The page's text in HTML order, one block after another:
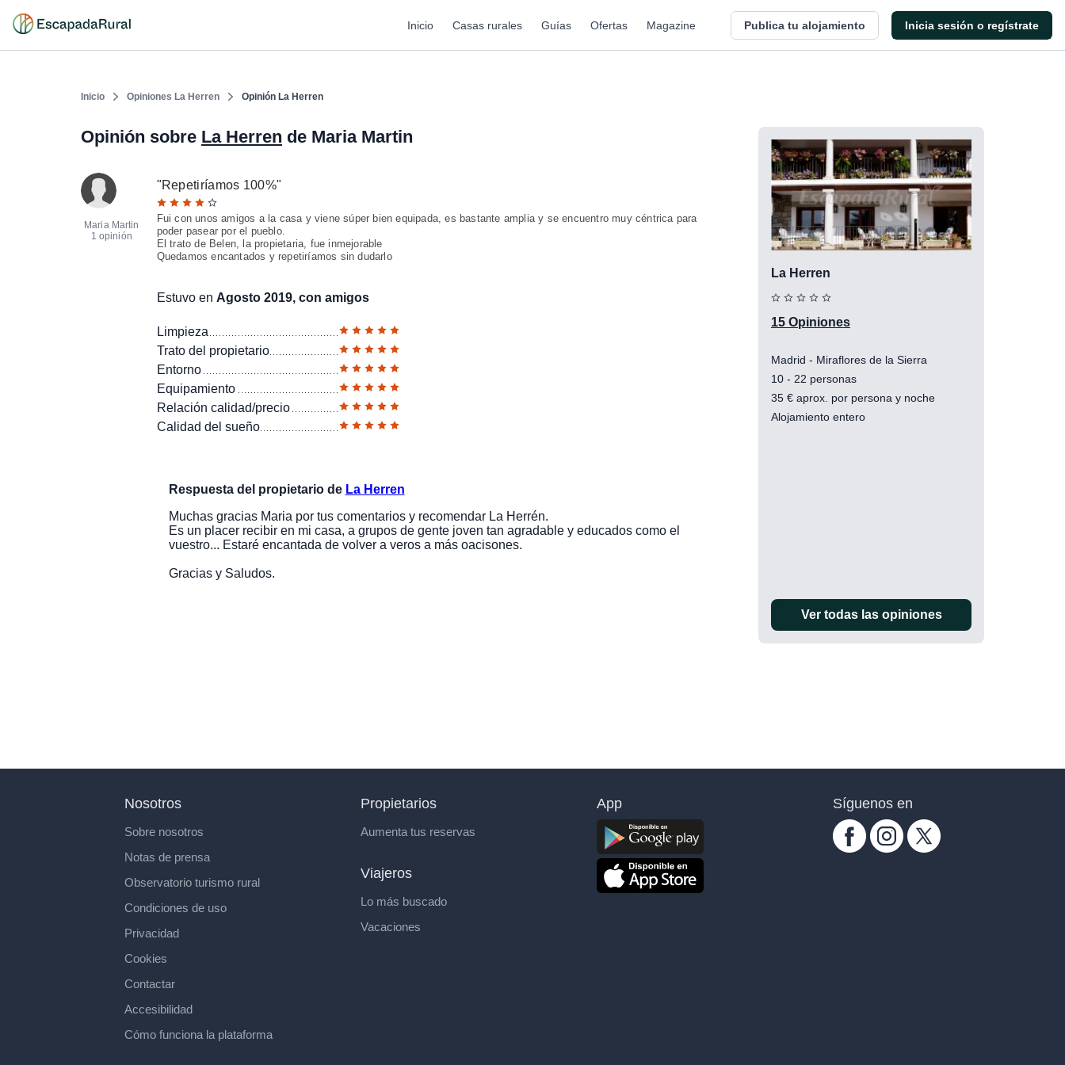
Inicio Casas rurales Guías Ofertas Magazine Publica tu alojamiento Inicia sesión o regístrate
Inicio Opiniones La Herren Opinión La Herren
Opinión sobre La Herren de Maria Martin
Maria Martin
1 opinión
"Repetiríamos 100%"
Fui con unos amigos a la casa y viene súper bien equipada, es bastante amplia y se encuentro muy céntrica para
poder pasear por el pueblo.
El trato de Belen, la propietaria, fue inmejorable
Quedamos encantados y repetiríamos sin dudarlo
Estuvo en Agosto 2019, con amigos
Limpieza
Trato del propietario
Entorno
Equipamiento
Relación calidad/precio
Calidad del sueño
Respuesta del propietario de La Herren
Muchas gracias Maria por tus comentarios y recomendar La Herrén.
Es un placer recibir en mi casa, a grupos de gente joven tan agradable y educados como el
vuestro... Estaré encantada de volver a veros a más oacisones.
Gracias y Saludos.
La Herren
15 Opiniones
Madrid - Miraflores de la Sierra
10 - 22 personas
35 € aprox. por persona y noche
Alojamiento entero
Ver todas las opiniones
Nosotros
Sobre nosotros
Notas de prensa
Observatorio turismo rural
Condiciones de uso
Privacidad
Cookies
Contactar
Accesibilidad
Cómo funciona la plataforma
Propietarios
Aumenta tus reservas
Viajeros
Lo más buscado
Vacaciones
App Síguenos en